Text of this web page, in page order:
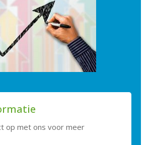
op met ons voor meer